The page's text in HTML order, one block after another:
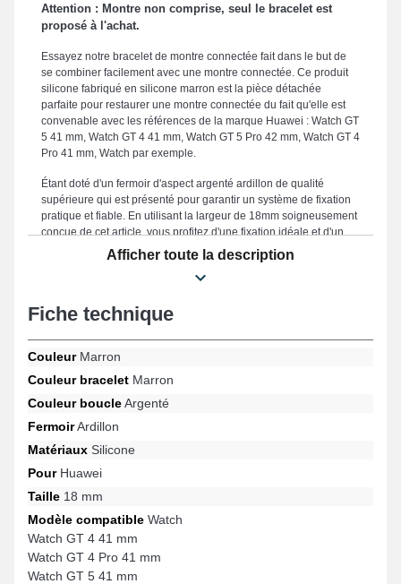
Attention : Montre non comprise, seul le bracelet est
proposé à l'achat.
Essayez notre bracelet de montre connectée fait dans le but de
se combiner facilement avec une montre connectée. Ce produit
silicone fabriqué en silicone marron est la pièce détachée
parfaite pour restaurer une montre connectée du fait qu'elle est
convenable avec les références de la marque Huawei : Watch GT
5 41 mm, Watch GT 4 41 mm, Watch GT 5 Pro 42 mm, Watch GT 4
Pro 41 mm, Watch par exemple.
Étant doté d'un fermoir d'aspect argenté ardillon de qualité
supérieure qui est présenté pour garantir un système de fixation
pratique et fiable. En utilisant la largeur de 18mm soigneusement
conçue de cet article, vous profitez d'une fixation idéale et d'un
maintien fiable le rendant parfaitement adapté à vos attentes en
termes de confort et d'élégance. Résistant, ce bracelet
smartwatch fait office d'un compromis parfait destiné à en
casual de votre montre connectée, ce style de bracelet pour
montre répond idéalement aux besoins des professionnels.
ajustable sur cette version pour le design Watch GT 5 Pro 42 mm,
Watch, Watch GT 4 41 mm, Watch GT 5 41 mm, Watch GT 4 Pro
fermeture ardillon est. Au moyen de sa polyvalence, ce bracelet
montre connectée Huawei s'ajuste complètement à diverses
références de la marque.
Afficher toute la description
Fiche technique
CouleurMarron
Couleur bracelet Marron
Couleur boucleArgenté
FermoirArdillon
Matériaux Silicone
PourHuawei
Taille 18 mm
Modèle compatible Watch
Watch GT 4 41 mm
Watch GT 4 Pro 41 mm
Watch GT 5 41 mm